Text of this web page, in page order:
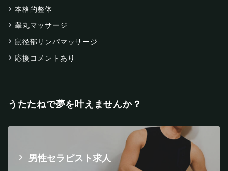
本格的整体
睾丸マッサージ
鼠径部リンパマッサージ
応援コメントあり
うたたねで夢を叶えませんか？
男性セラピスト求人